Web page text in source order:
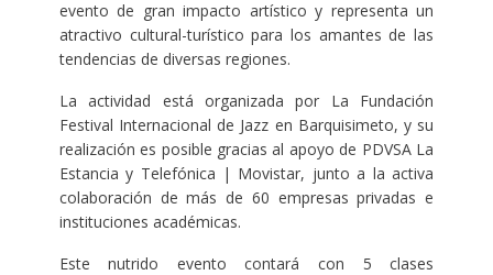
evento de gran impacto artístico y representa un
atractivo cultural-turístico para los amantes de las
tendencias de diversas regiones.
La actividad está organizada por La Fundación
Festival Internacional de Jazz en Barquisimeto, y su
realización es posible gracias al apoyo de PDVSA La
Estancia y Telefónica | Movistar, junto a la activa
colaboración de más de 60 empresas privadas e
instituciones académicas.
Este nutrido evento contará con 5 clases